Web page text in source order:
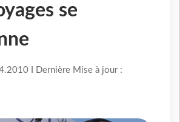
se
I Dernière Mise à jour :